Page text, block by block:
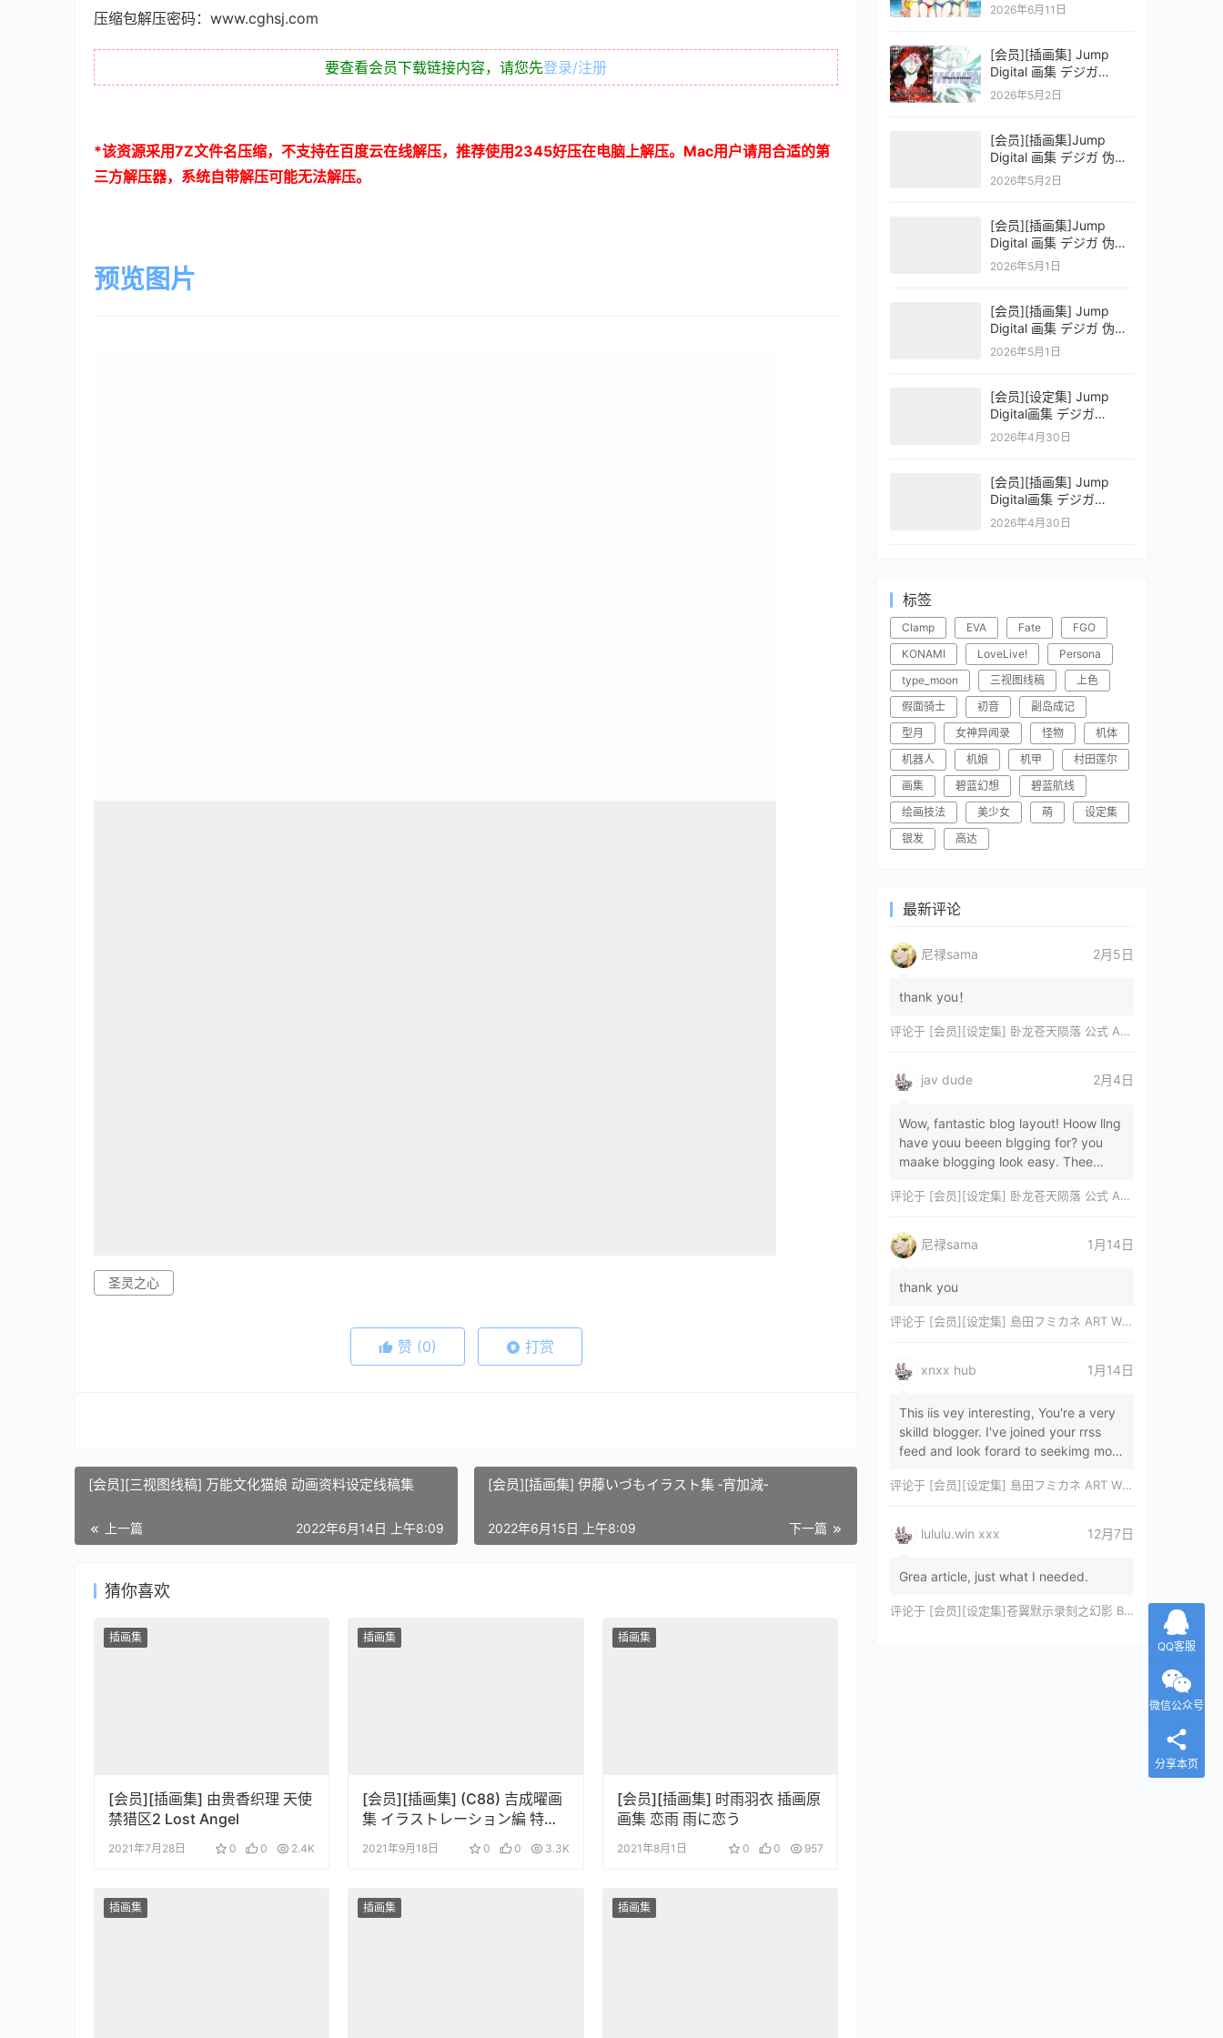
压缩包解压密码：www.cghsj.com
要查看会员下载链接内容，请您先登录/注册
*该资源采用7Z文件名压缩，不支持在百度云在线解压，推荐使用 2345好压在电脑上解压。 Mac用户请用合适的第
三方解压器，系统自带解压可能无法解压。
预览图片
圣灵之心
赞 (0) 打赏
[会员][三视图线稿] 万能文化猫娘 动画资料设定线稿集
上一篇 2022年6月14日 上午8:09
[会员][插画集] 伊藤いづもイラスト集 ‐宵加減‐
下一篇
2022年6月15日 上午8:09
猜你喜欢
插画集
[会员][插画集] 由贵香织理 天使
禁猎区2 Lost Angel
2021年7月28日 0 0 2.4K
插画集
[会员][插画集] (C88) 吉成曜画
集 イラストレーション編 特典
冊子「吉成曜のうすい本」
2021年9月18日 0 0 3.3K
插画集
[会员][插画集] 时雨羽衣 插画原
画集 恋雨 雨に恋う
2021年8月1日 0 0 957
插画集 插画集 插画集
OFFICIAL VISUAL
2026年6月11日
[会员][插画集] Jump
Digital 画集 デジガ
D.Gray-man
2026年5月2日
[会员][插画集]Jump
Digital 画集 デジガ 伪恋
ニセコイ 3
2026年5月2日
[会员][插画集]Jump
Digital 画集 デジガ 伪恋
ニセコイ 2
2026年5月1日
[会员][插画集] Jump
Digital 画集 デジガ 伪恋
ニセコイ 1
2026年5月1日
[会员][设定集] Jump
Digital画集 デジガ
CLAYMORE 2
2026年4月30日
[会员][插画集] Jump
Digital画集 デジガ
CLAYMORE 1
2026年4月30日
标签
Clamp EVA Fate
FGO
KONAMI
LoveLive!
Persona
type_moon
三视图线稿
上色
假面骑士
初音
副岛成记
型月
女神异闻录 怪物
机体
机器人
机娘 机甲
村田莲尔
画集
碧蓝幻想
碧蓝航线
绘画技法
美少女 萌
设定集
银发
高达
最新评论
尼禄sama 2月5日
thank you！
评论于 [会员][设定集] 卧龙苍天陨落 公式 ARTWORKS[DL]
jav dude 2月4日
Wow, fantastic blog layout! Hoow llng
have youu beeen blgging for? you
maake blogging look easy. Thee
magnificent, let…
评论于 [会员][设定集] 卧龙苍天陨落 公式 ARTWORKS[DL]
尼禄sama 1月14日
thank you
评论于 [会员][设定集] 島田フミカネ ART WORKS EXTRA Luminous Witches[DL]
xnxx hub 1月14日
This iis vey interesting, You're a very
skilld blogger. I've joined your rrss
feed and look forard to seekimg mor
评论于 [会员][设定集] 島田フミカネ ART WORKS EXTRA Luminous Witches[DL]
lululu.win xxx 12月7日
Grea article, just what I needed.
评论于 [会员][设定集]苍翼默示录刻之幻影 BLAZBLUE CHRONOPHANTASMA 公式設定資料集II
QQ客服
微信公众号
分享本页